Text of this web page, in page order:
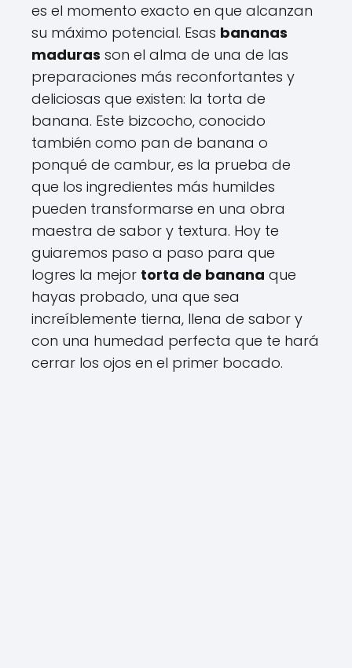
es el momento exacto en que alcanzan
su máximo potencial. Esas bananas
maduras son el alma de una de las
preparaciones más reconfortantes y
deliciosas que existen: la torta de
banana. Este bizcocho, conocido
también como pan de banana o
ponqué de cambur, es la prueba de
que los ingredientes más humildes
pueden transformarse en una obra
maestra de sabor y textura. Hoy te
guiaremos paso a paso para que
logres la mejor torta de banana que
hayas probado, una que sea
increíblemente tierna, llena de sabor y
con una humedad perfecta que te hará
cerrar los ojos en el primer bocado.